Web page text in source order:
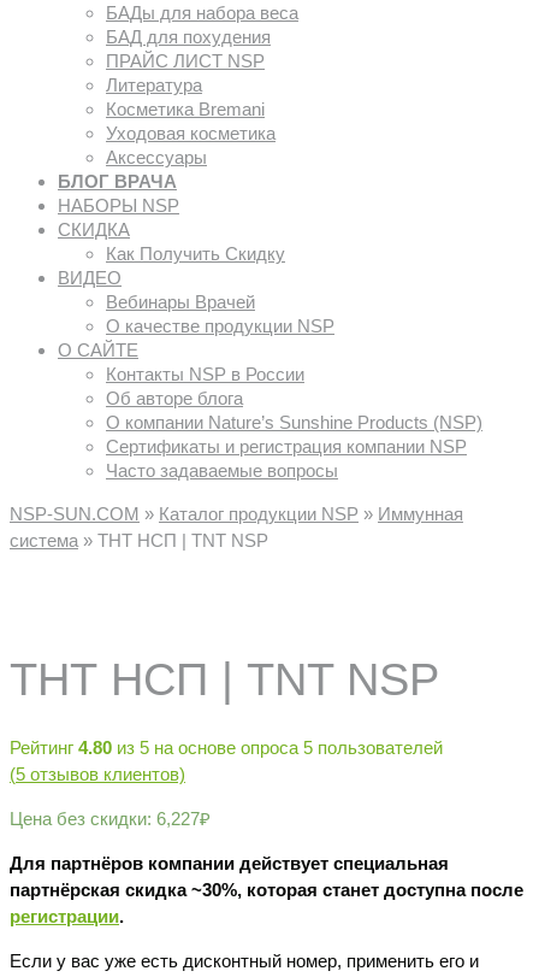
БАДы для набора веса
БАД для похудения
ПРАЙС ЛИСТ NSP
Литература
Косметика Bremani
Уходовая косметика
Аксессуары
БЛОГ ВРАЧА
НАБОРЫ NSP
СКИДКА
Как Получить Скидку
ВИДЕО
Вебинары Врачей
О качестве продукции NSP
О САЙТЕ
Контакты NSP в России
Об авторе блога
О компании Nature’s Sunshine Products (NSP)
Сертификаты и регистрация компании NSP
Часто задаваемые вопросы
NSP-SUN.COM » Каталог продукции NSP » Иммунная
система » ТНТ НСП | TNT NSP
ТНТ НСП | TNT NSP
Рейтинг 4.80 из 5 на основе опроса 5 пользователей
(5 отзывов клиентов)
Цена без скидки: 6,227₽
Для партнёров компании действует специальная
партнёрская скидка ~30%, которая станет доступна после
регистрации.
Если у вас уже есть дисконтный номер, применить его и